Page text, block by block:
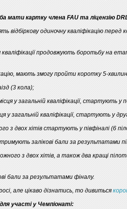
мати картку члена FAU та ліцензію
відбіркову одиночну кваліфікацію
кваліфікації продовжують боротьбу на
мають змогу пройти коротку 5-
(3 кола);
у загальній кваліфікації, стартують у
у загальній кваліфікації, стартують у
з двох хітів стартують у півфіналі (6
залікові бали за результатами
з двох хітів, а також два кращі
бали за результатами фіналу.
але цікаво дізнатись, то дивиться
участі у Чемпіонаті: